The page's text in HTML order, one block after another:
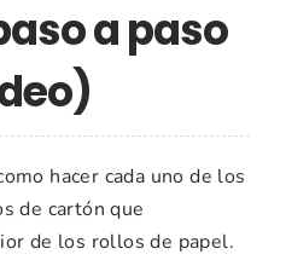
a paso
hacer cada uno de los
de cartón que
de los rollos de papel.